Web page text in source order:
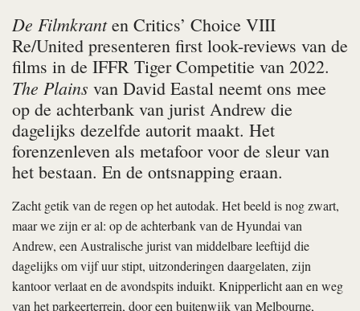
De Filmkranten Critics’ Choice VIII
Re/United presenteren first look-reviews van de
films in de IFFR Tiger Competitie van 2022.
The Plains van David Eastal neemt ons mee
op de achterbank van jurist Andrew die
dagelijks dezelfde autorit maakt. Het
forenzenleven als metafoor voor de sleur van
het bestaan. En de ontsnapping eraan.
Zacht getik van de regen op het autodak. Het beeld is nog zwart,
maar we zijn er al: op de achterbank van de Hyundai van
Andrew, een Australische jurist van middelbare leeftijd die
dagelijks om vijf uur stipt, uitzonderingen daargelaten, zijn
kantoor verlaat en de avondspits induikt. Knipperlicht aan en weg
van het parkeerterrein, door een buitenwijk van Melbourne,